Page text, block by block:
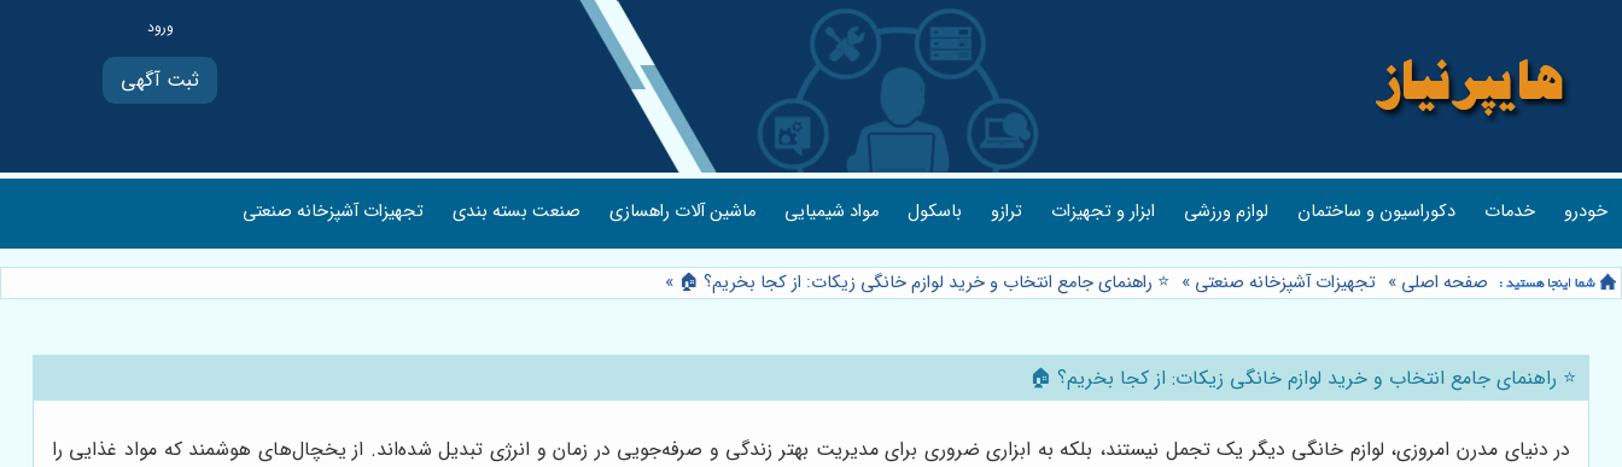
ثبت آگهی
خودرو خدمات دکوراسیون و ساختمان لوازم ورزشی ابزار و تجهیزات ترازو باسکول مواد شیمیایی ماشین آلات راهسازی صنعت بسته بندی تجهیزات آشپزخانه صنعتی
صفحه اصلی » تجهیزات آشپزخانه صنعتی » ⭐️ راهنمای جامع انتخاب و خرید لوازم خانگی زیکات: از کجا بخریم؟ 🏠 »
⭐️ راهنمای جامع انتخاب و خرید لوازم خانگی زیکات: از کجا بخریم؟ 🏠
در دنیای مدرن امروزی، لوازم خانگی دیگر یک تجمل نیستند، بلکه به ابزاری ضروری برای مدیریت بهتر زندگی و صرفه‌جویی در زمان و انرژی تبدیل شده‌اند. از یخچال‌های هوشمند که مواد غذایی را